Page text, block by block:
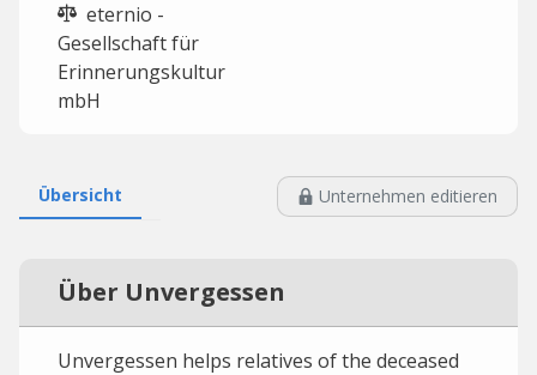
eternio -
Gesellschaft für
Erinnerungskultur
mbH
Übersicht Unternehmen editieren
Über Unvergessen
Unvergessen helps relatives of the deceased